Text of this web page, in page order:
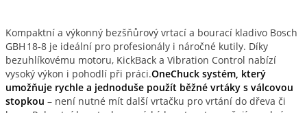
Kompaktní a výkonný bezšňůrový vrtací a bourací kladivo Bosch
GBH 18‑8 je ideální pro profesionály i náročné kutily. Díky
bezuhlíkovému motoru, KickBack a Vibration Control nabízí
vysoký výkon i pohodlí při práci.OneChuck systém, který
umožňuje rychle a jednoduše použít běžné vrtáky s válcovou
stopkou – není nutné mít další vrtačku pro vrtání do dřeva či